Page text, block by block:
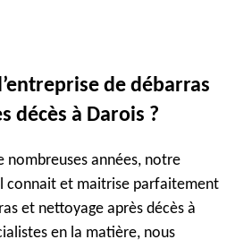
de débarras
décès à Darois ?
nombreuses années, notre
connait et maitrise parfaitement
et nettoyage après décès à
en la matière, nous